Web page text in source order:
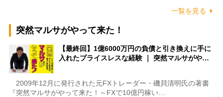
一覧を見る
突然マルサがやって来た！
【最終回】1億6000万円の負債と引き換えに手に
入れたプライスレスな経験 ｜ 突然マルサがや…
2009年12月に発行された元FXトレーダー・磯貝清明氏の著書
『突然マルサがやって来た！～FXで10億円稼い…